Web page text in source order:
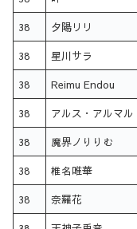
38 夕陽リリ
38 星川サラ
38 Reimu Endou
38 アルス・アルマル
38 魔界ノりりむ
38 椎名唯華
38 奈羅花